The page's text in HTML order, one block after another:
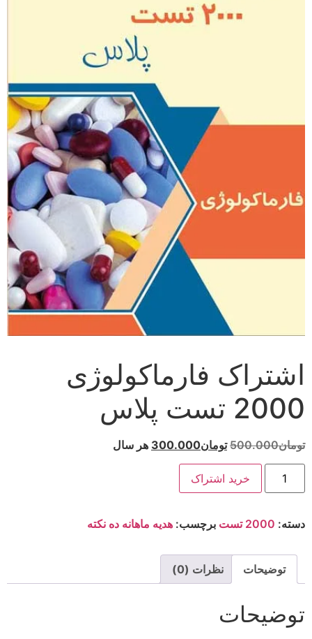
اشتراک فارماکولوژی
2000 تست پلاس
تومان500.000 تومان300.000 هر سال
خرید اشتراک
دسته: 2000 تست برچسب: هدیه ماهانه ده نکته
توضیحات نظرات (0)
توضیحات